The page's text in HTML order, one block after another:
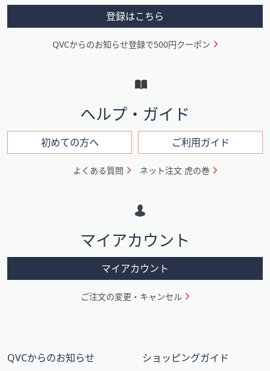
メ
ニ
ン
ン
登録はこちら
QVCからのお知らせ登録で500円クーポン
ヘルプ・ガイド
初めての方へ ご利用ガイド
よくある質問 ネット注文 虎の巻
マイアカウント
マイアカウント
ご注文の変更・キャンセル
QVCからのお知らせ ショッピングガイド